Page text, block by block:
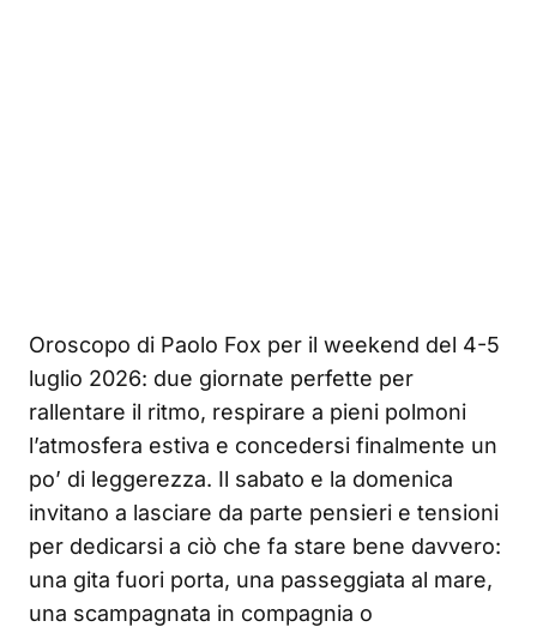
Oroscopo di Paolo Fox per il weekend del 4-5
luglio 2026: due giornate perfette per
rallentare il ritmo, respirare a pieni polmoni
l’atmosfera estiva e concedersi finalmente un
po’ di leggerezza. Il sabato e la domenica
invitano a lasciare da parte pensieri e tensioni
per dedicarsi a ciò che fa stare bene davvero:
una gita fuori porta, una passeggiata al mare,
una scampagnata in compagnia o